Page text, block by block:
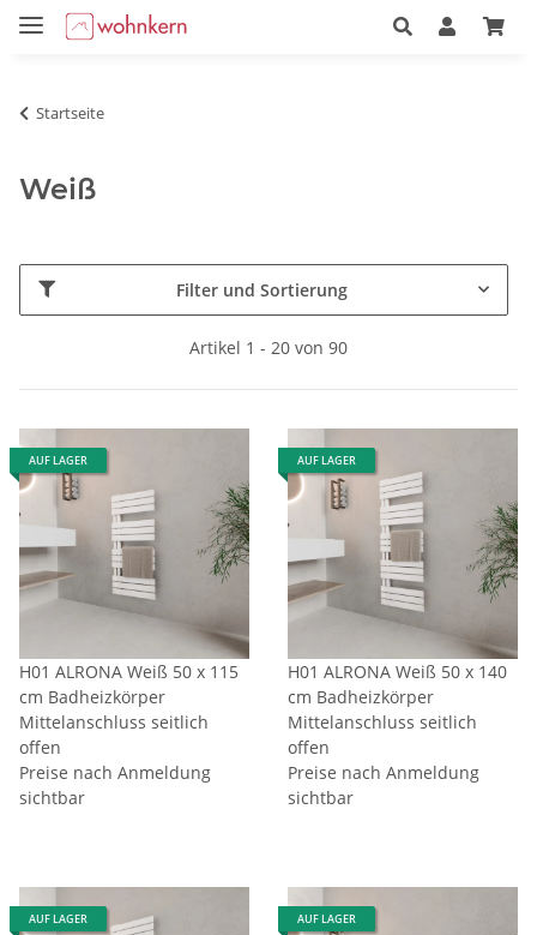
Startseite
Weiß
Filter und Sortierung
Artikel 1 - 20 von 90
AUF LAGER
H01 ALRONA Weiß 50 x 115
cm Badheizkörper
Mittelanschluss seitlich
offen
Preise nach Anmeldung
sichtbar
AUF LAGER
H01 ALRONA Weiß 50 x 140
cm Badheizkörper
Mittelanschluss seitlich
offen
Preise nach Anmeldung
sichtbar
AUF LAGER AUF LAGER